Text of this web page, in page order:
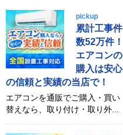
pickup
累計工事件
数52万件！
エアコンの
購入は安心
の信頼と実績の当店で！
エアコンを通販でご購入・買い
替えなら、取り付け・取り外...